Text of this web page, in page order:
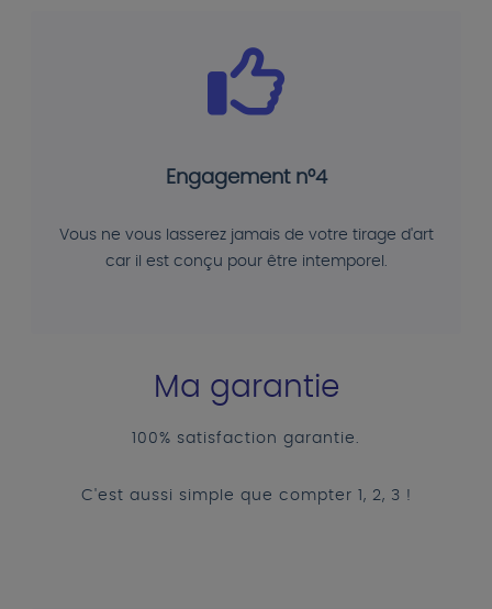
Engagement n°4
Vous ne vous lasserez jamais de votre tirage d'art
car il est conçu pour être intemporel.
Ma garantie
100% satisfaction garantie.
C'est aussi simple que compter 1, 2, 3 !